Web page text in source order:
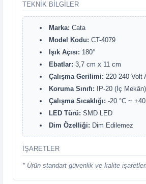
TEKNIK BILGILER
Marka: Cata
Model Kodu: CT-4079
Işık Açısı: 180°
Ebatlar: 3,7 cm x 11 cm
Çalışma Gerilimi: 220-240 Volt
Koruma Sınıfı: IP-20 (İç Mekân)
Çalışma Sıcaklığı: -20 °C ~ +40
LED Türü: SMD LED
Dim Özelliği: Dim Edilemez
İŞARETLER
* Ürün standart güvenlik ve kalite